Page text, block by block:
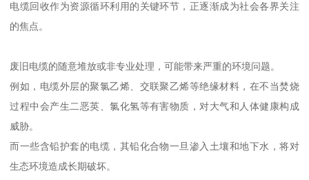
电缆回收作为资源循环利用的关键环节，正逐渐成为社会各界关注
的焦点。
废旧电缆的随意堆放或非专业处理，可能带来严重的环境问题。
例如，电缆外层的聚氯乙烯、交联聚乙烯等绝缘材料，在不当焚烧
过程中会产生二恶英、氯化氢等有害物质，对大气和人体健康构成
威胁。
而一些含铅护套的电缆，其铅化合物一旦渗入土壤和地下水，将对
生态环境造成长期破坏。